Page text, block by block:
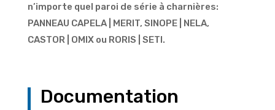
n’importe quel paroi de série à charnières:
PANNEAU CAPELA | MERIT, SINOPE | NELA,
CASTOR | OMIX ou RORIS | SETI.
Documentation